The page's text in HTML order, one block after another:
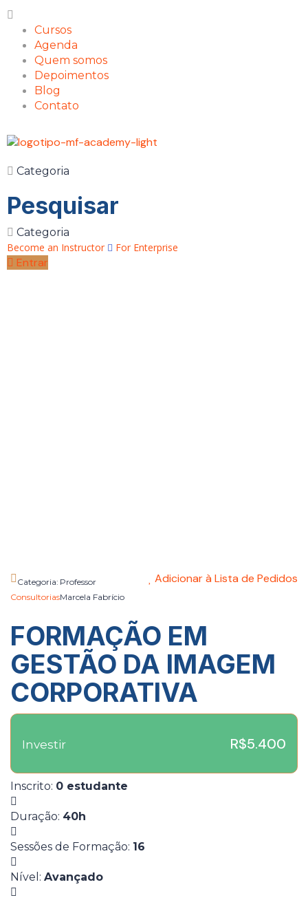
Cursos
Agenda
Quem somos
Depoimentos
Blog
Contato
Categoria
Pesquisar
Categoria
Become an Instructor
For Enterprise
Entrar
Categoria:
Consultorias
Professor
Marcela Fabrício
Adicionar à Lista de Pedidos
FORMAÇÃO EM
GESTÃO DA IMAGEM
CORPORATIVA
Investir R$5.400
Inscrito: 0 estudante
Duração: 40h
Sessões de Formação: 16
Nível : Avançado